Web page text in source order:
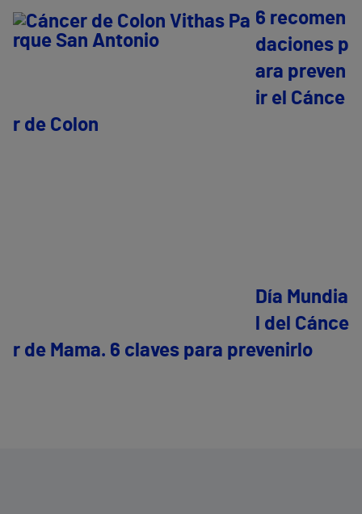
6 recomen
daciones p
ara preven
ir el Cánce
r de Colon
Día Mundia
l del Cánce
r de Mama. 6 claves para prevenirlo